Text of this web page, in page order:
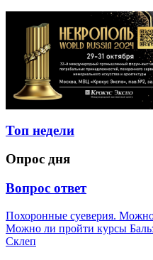
Топ недели
Опрос дня
Вопрос ответ
Похоронные суеверия.
Можно ли пройти курсы
Склеп